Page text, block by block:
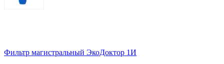
Фильтр магистральный ЭкоДоктор 1И